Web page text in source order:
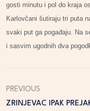
gosti minutu i pol do kraja
Karlovčani šutiraju tri puta
svaki put ga pogađaju. Na
i sasvim ugodnih dva
PREVIOUS
ZRINJEVAC IPAK